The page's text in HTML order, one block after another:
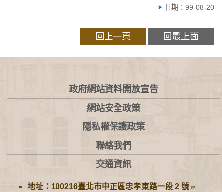
日期：99-08-20
回上一頁 回最上面
:::
政府網站資料開放宣告
網站安全政策
隱私權保護政策
聯絡我們
交通資訊
地址：100216臺北市中正區忠孝東路一段 2 號